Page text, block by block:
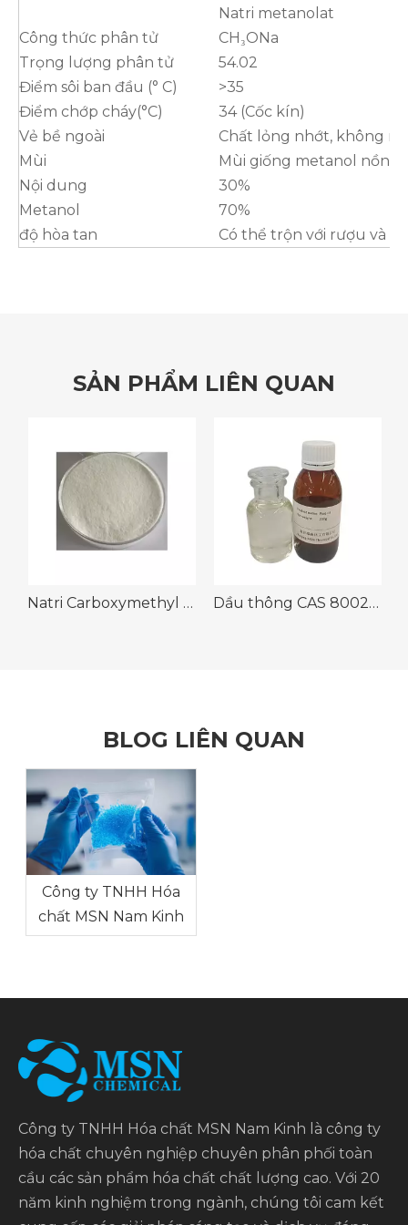
Natri metanolat
Công thức phân tử
CH₃ONa
Trọng lượng phân tử
54.02
Điểm sôi ban đầu (° C)
>35
Điểm chớp cháy(°C)
34 (Cốc kín)
Vẻ bề ngoài
Chất lỏng nhớt, không
Mùi
Mùi giống metanol nồng
Nội dung
30%
Metanol
70%
độ hòa tan
Có thể trộn với rượu và
SẢN PHẨM LIÊN QUAN
Natri Carboxymethyl Cellulose Dầu thông CAS 8002-09-3
BLOG LIÊN QUAN
Công ty TNHH Hóa
chất MSN Nam Kinh
Công ty TNHH Hóa chất MSN Nam Kinh là công ty
hóa chất chuyên nghiệp chuyên phân phối toàn
cầu các sản phẩm hóa chất chất lượng cao. Với 20
năm kinh nghiệm trong ngành, chúng tôi cam kết